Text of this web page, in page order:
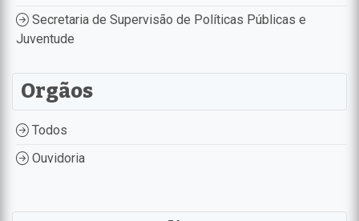
Secretaria de Supervisão de Políticas Públicas e
Juventude
Orgãos
Todos
Ouvidoria